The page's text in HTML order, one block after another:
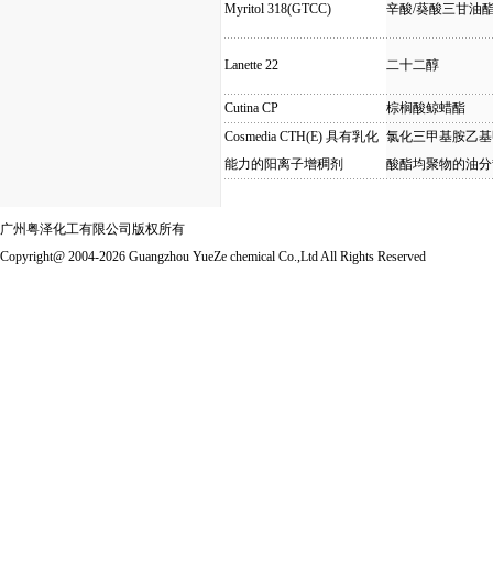
Myritol 318(GTCC) 辛酸/葵酸三甘油
Lanette 22 二十二醇
Cutina CP
棕榈酸鲸蜡酯
Cosmedia CTH(E) 具有乳化
能力的阳离子增稠剂
氯化三甲基胺乙
酸酯均聚物的油
广州粤泽化工有限公司版权所有
Copyright@ 2004-2026 Guangzhou YueZe chemical Co.,Ltd All Rights Reserved